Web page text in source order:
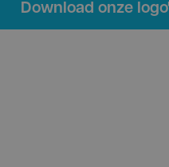
Download onze